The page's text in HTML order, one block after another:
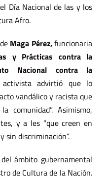
Día Nacional de las y los
Afro.
Maga Pérez,funcionaria
y Prácticas contra la
Nacional contra la
advirtió que lo
vandálico y racista que
Asimismo,
y a les “que creen en
sin discriminación”.
ámbito gubernamental
de Cultura de la Nación.